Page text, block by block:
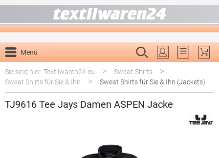
Menü
Du hast 0
Sie sind hier: Textilwaren24.eu
> Sweat-Shirts >
Sweat Shirts für Sie & Ihn > Sweat Shirts für Sie & Ihn (Jackets)
TJ9616 Tee Jays Damen ASPEN Jacke